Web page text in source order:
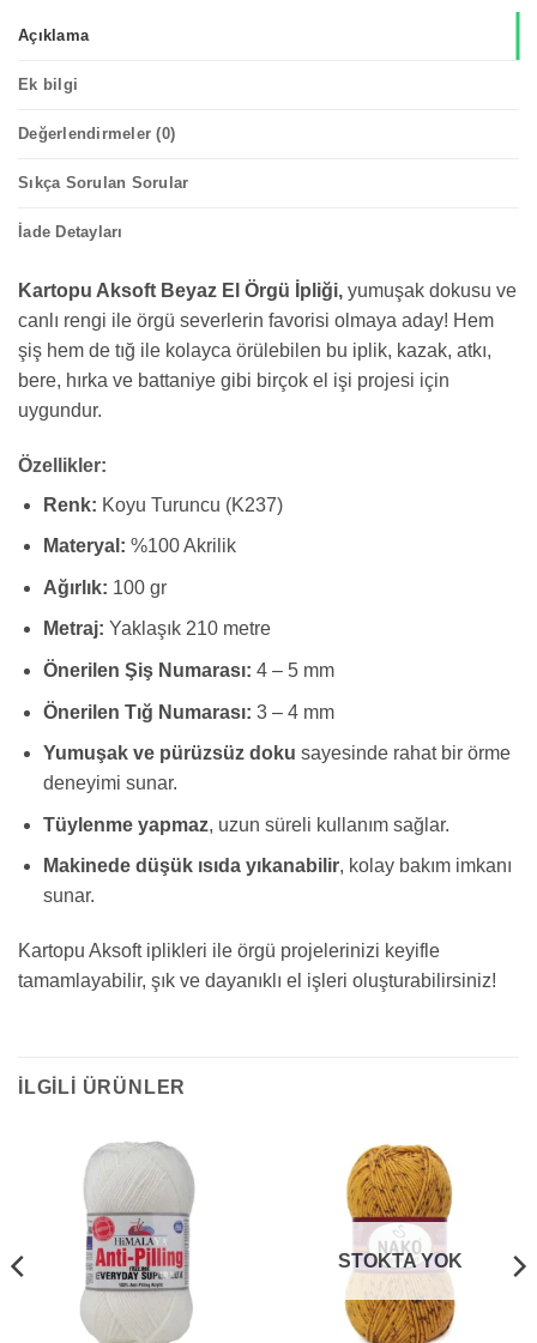
Açıklama
Ek bilgi
Değerlendirmeler (0)
Sıkça Sorulan Sorular
İade Detayları
Kartopu Aksoft Beyaz El Örgü İpliği, yumuşak dokusu ve
canlı rengi ile örgü severlerin favorisi olmaya aday! Hem
şiş hem de tığ ile kolayca örülebilen bu iplik, kazak, atkı,
bere, hırka ve battaniye gibi birçok el işi projesi için
uygundur.
Özellikler:
Renk: Koyu Turuncu (K237)
Materyal: %100 Akrilik
Ağırlık: 100 gr
Metraj: Yaklaşık 210 metre
Önerilen Şiş Numarası: 4 – 5 mm
Önerilen Tığ Numarası: 3 – 4 mm
Yumuşak ve pürüzsüz doku sayesinde rahat bir örme
deneyimi sunar.
Tüylenme yapmaz, uzun süreli kullanım sağlar.
Makinede düşük ısıda yıkanabilir, kolay bakım imkanı
sunar.
Kartopu Aksoft iplikleri ile örgü projelerinizi keyifle
tamamlayabilir, şık ve dayanıklı el işleri oluşturabilirsiniz!
İLGILI ÜRÜNLER
STOKTA YOK